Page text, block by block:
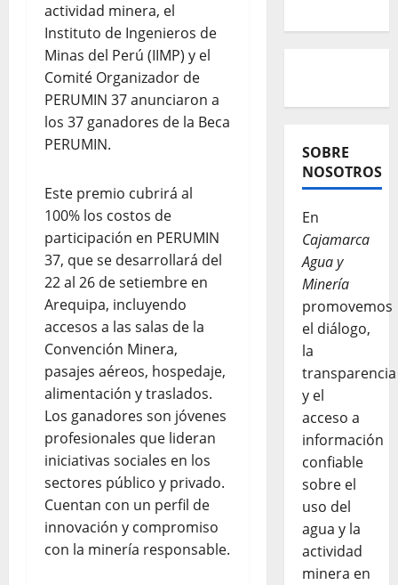
actividad minera, el
Instituto de Ingenieros de
Minas del Perú (IIMP) y el
Comité Organizador de
PERUMIN 37 anunciaron a
los 37 ganadores de la Beca
PERUMIN.
Este premio cubrirá al
100% los costos de
participación en PERUMIN
37, que se desarrollará del
22 al 26 de setiembre en
Arequipa, incluyendo
accesos a las salas de la
Convención Minera,
pasajes aéreos, hospedaje,
alimentación y traslados.
Los ganadores son jóvenes
profesionales que lideran
iniciativas sociales en los
sectores público y privado.
Cuentan con un perfil de
innovación y compromiso
con la minería responsable.
SOBRE
NOSOTROS
En
Cajamarca
Agua y
Minería
promovemos
el diálogo,
la
transparencia
y el
acceso a
información
confiable
sobre el
uso del
agua y la
actividad
minera en